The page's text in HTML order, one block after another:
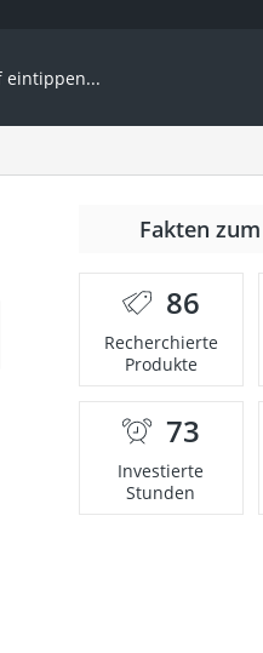
Fakten
86
Recherchierte
Produkte
73
Investierte
Stunden